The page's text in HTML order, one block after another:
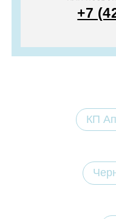
+7
КП